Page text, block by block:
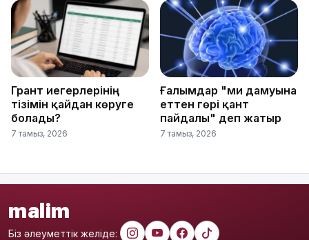
Грант иегерлерінің
тізімін қайдан көруге
болады?
7 тамыз, 2026
Ғалымдар "ми дамуына
еттен гөрі қант
пайдалы" деп жатыр
7 тамыз, 2026
malim
Біз әлеуметтік желіде: